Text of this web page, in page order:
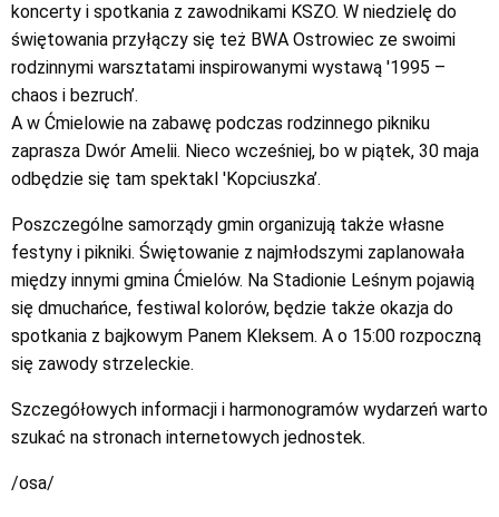
koncerty i spotkania z zawodnikami KSZO. W niedzielę do
świętowania przyłączy się też BWA Ostrowiec ze swoimi
rodzinnymi warsztatami inspirowanymi wystawą '1995 –
chaos i bezruch’.
A w Ćmielowie na zabawę podczas rodzinnego pikniku
zaprasza Dwór Amelii. Nieco wcześniej, bo w piątek, 30 maja
odbędzie się tam spektakl 'Kopciuszka’.
Poszczególne samorządy gmin organizują także własne
festyny i pikniki. Świętowanie z najmłodszymi zaplanowała
między innymi gmina Ćmielów. Na Stadionie Leśnym pojawią
się dmuchańce, festiwal kolorów, będzie także okazja do
spotkania z bajkowym Panem Kleksem. A o 15:00 rozpoczną
się zawody strzeleckie.
Szczegółowych informacji i harmonogramów wydarzeń warto
szukać na stronach internetowych jednostek.
/osa/